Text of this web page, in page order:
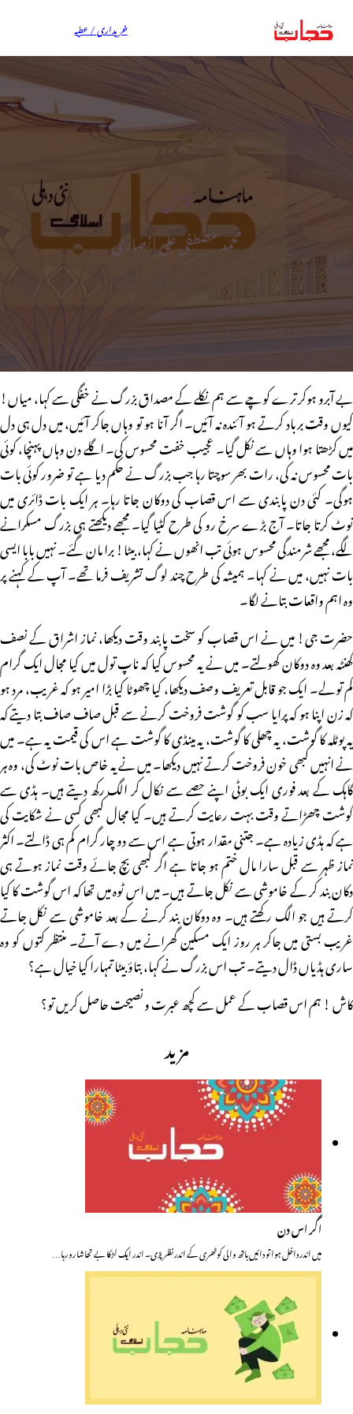
خریداری / عطیہ
کاش
محمد مصطفی علی انصاری
بے آبرو ہوکر ترے کوچے سے ہم نکلے کے مصداق بزرگ نے خفگی سے کہا، میاں!
کیوں وقت برباد کرتے ہو آئندہ نہ آئیں۔ اگر آنا ہو تو وہاں جاکر آئیں، میں دل ہی دل
میں کڑھتا ہوا وہاں سے نکل گیا۔ عجیب خفت محسوس کی۔ اگلے دن وہاں پہنچا، کوئی
بات محسوس نہ کی، رات بھر سوچتا رہا جب بزرگ نے حکم دیا ہے تو ضرور کوئی بات
ہوگی۔ کئی دن پابندی سے اس قصاب کی دوکان جاتا رہا۔ ہر ایک بات ڈائری میں
نوٹ کرتا جاتا۔ آج بڑے سرخ رو کی طرح کٹیا گیا۔ مجھے دیکھتے ہی بزرگ مسکرانے
لگے، مجھے شرمندگی محسوس ہوئی تب انھوں نے کہا، بیٹا! برا مان گئے۔ نہیں بابا ایسی
بات نہیں، میں نے کہا۔ ہمیشہ کی طرح چند لوگ تشریف فرما تھے۔ آپ کے کہنے پر
وہ اہم واقعات بتانے لگا۔
حضرت جی! میں نے اس قصاب کو سخت پابند وقت دیکھا، نماز اشراق کے نصف
گھنٹہ بعد وہ دوکان کھولتے۔ میں نے یہ محسوس کیا کہ ناپ تول میں کیا مجال ایک گرام
کم تولے۔ ایک جو قابل تعریف وصف دیکھا، کیا چھوٹا کیا بڑا امیر ہو کہ غریب، مرد ہو
کہ زن اپنا ہو کہ پرایا سب کو گوشت فروخت کرنے سے قبل صاف صاف بتا دیتے کہ
یہ پوٹلہ کا گوشت، یہ چھلی کا گوشت، یہ مینڈی کا گوشت ہے اس کی قیمت یہ ہے۔ میں
نے انہیں کبھی خون فروخت کرتے نہیں دیکھا۔ میں نے یہ خاص بات نوٹ کی، وہ ہر
گاہک کے بعد فوری ایک بوٹی اپنے حصے سے نکال کر الگ رکھ دیتے ہیں۔ ہڈی سے
گوشت چھڑاتے وقت بہت رعایت کرتے ہیں۔ کیا مجال کبھی کسی نے شکایت کی
ہے کہ ہڈی زیادہ ہے۔ جتنی مقدار ہوتی ہے اس سے دو چار گرام کم ہی ڈالتے۔ اکثر
نماز ظہر سے قبل سارا مال ختم ہو جاتا ہے اگر کبھی بچ جائے وقت نماز ہوتے ہی
دکان بند کر کے خاموشی سے نکل جاتے ہیں۔ میں اس ٹوہ میں تھا کہ اس گوشت کا کیا
کرتے ہیں جو الگ رکھتے ہیں۔ وہ دوکان بند کرنے کے بعد خاموشی سے نکل جاتے
غریب بستی میں جاکر ہر روز ایک مسکین گھرانے میں دے آتے۔ منتظر کتوں کو وہ
ساری ہڈیاں ڈال دیتے۔ تب اس بزرگ نے کہا، بتاؤ بیٹا تمہارا کیا خیال ہے؟
کاش ! ہم اس قصاب کے عمل سے کچھ عبرت و نصیحت حاصل کریں تو؟
مزید
اگر اس دن
میں اندر داخل ہوا تو دائیں ہاتھ والی کوٹھری کے اندر نظر پڑی۔ اندر ایک لڑکا بے تحاشا رو رہا…